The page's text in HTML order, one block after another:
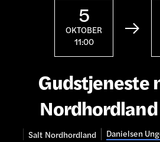
5
OKTOBER
11:00

Gudstjeneste
Salt Nordhordland Danielsen